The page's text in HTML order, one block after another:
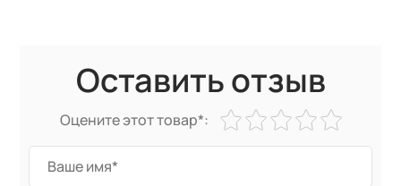
Оставить отзыв
Оцените этот товар*: